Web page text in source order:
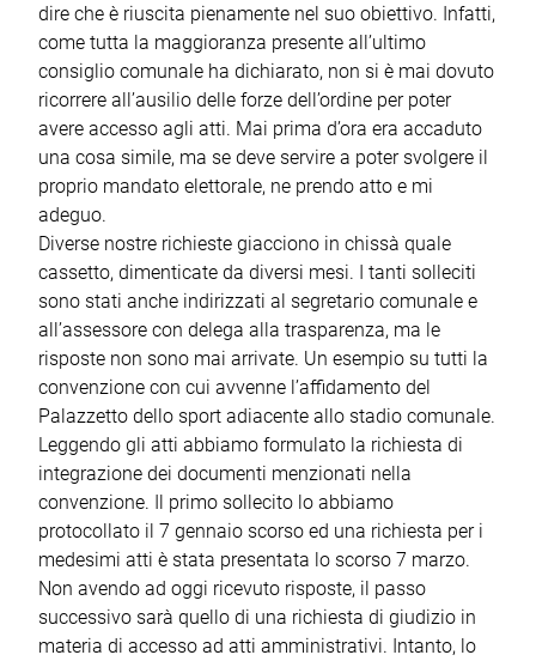
dire che è riuscita pienamente nel suo obiettivo. Infatti,
come tutta la maggioranza presente all’ultimo
consiglio comunale ha dichiarato, non si è mai dovuto
ricorrere all’ausilio delle forze dell’ordine per poter
avere accesso agli atti. Mai prima d’ora era accaduto
una cosa simile, ma se deve servire a poter svolgere il
proprio mandato elettorale, ne prendo atto e mi
adeguo.
Diverse nostre richieste giacciono in chissà quale
cassetto, dimenticate da diversi mesi. I tanti solleciti
sono stati anche indirizzati al segretario comunale e
all’assessore con delega alla trasparenza, ma le
risposte non sono mai arrivate. Un esempio su tutti la
convenzione con cui avvenne l’affidamento del
Palazzetto dello sport adiacente allo stadio comunale.
Leggendo gli atti abbiamo formulato la richiesta di
integrazione dei documenti menzionati nella
convenzione. Il primo sollecito lo abbiamo
protocollato il 7 gennaio scorso ed una richiesta per i
medesimi atti è stata presentata lo scorso 7 marzo.
Non avendo ad oggi ricevuto risposte, il passo
successivo sarà quello di una richiesta di giudizio in
materia di accesso ad atti amministrativi. Intanto, lo